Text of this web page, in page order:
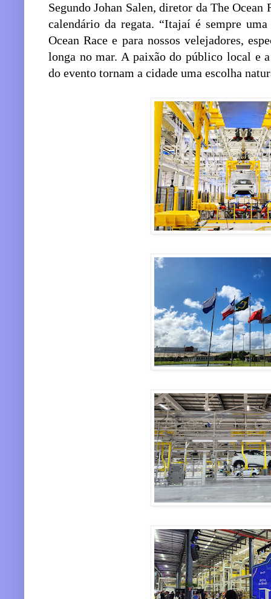
Segundo Johan Salen, diretor da The
calendário da regata. “Itajaí é sempre
Ocean Race e para nossos velejadores,
longa no mar. A paixão do público local e
do evento tornam a cidade uma escolha